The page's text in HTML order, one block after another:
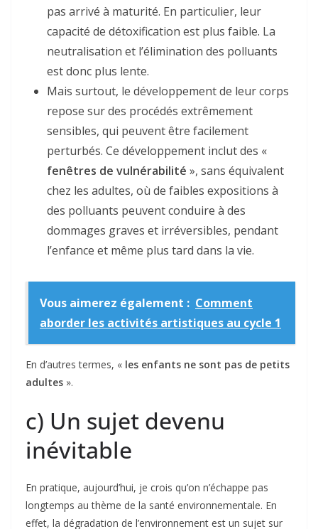
pas arrivé à maturité. En particulier, leur
capacité de détoxification est plus faible. La
neutralisation et l’élimination des polluants
est donc plus lente.
Mais surtout, le développement de leur corps
repose sur des procédés extrêmement
sensibles, qui peuvent être facilement
perturbés. Ce développement inclut des «
fenêtres de vulnérabilité », sans équivalent
chez les adultes, où de faibles expositions à
des polluants peuvent conduire à des
dommages graves et irréversibles, pendant
l’enfance et même plus tard dans la vie.
Vous aimerez également : Comment
aborder les activités artistiques au cycle 1
En d’autres termes, « les enfants ne sont pas de petits
adultes ».
c) Un sujet devenu
inévitable
En pratique, aujourd’hui, je crois qu’on n’échappe pas
longtemps au thème de la santé environnementale. En
effet, la dégradation de l’environnement est un sujet sur